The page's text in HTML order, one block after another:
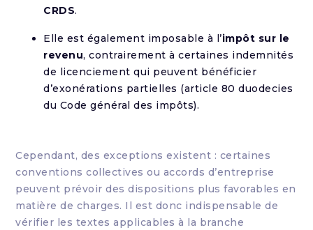
CRDS.
Elle est également imposable à l’impôt sur le
revenu, contrairement à certaines indemnités
de licenciement qui peuvent bénéficier
d’exonérations partielles (article 80 duodecies
du Code général des impôts).
Cependant, des exceptions existent : certaines
conventions collectives ou accords d’entreprise
peuvent prévoir des dispositions plus favorables en
matière de charges. Il est donc indispensable de
vérifier les textes applicables à la branche